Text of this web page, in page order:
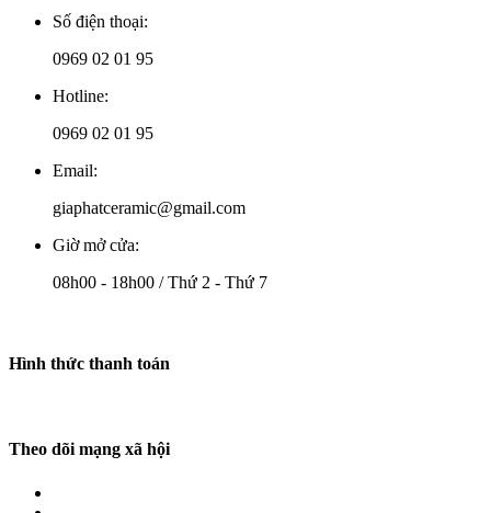
Số điện thoại:
0969 02 01 95
Hotline:
0969 02 01 95
Email:
giaphatceramic@gmail.com
Giờ mở cửa:
08h00 - 18h00 / Thứ 2 - Thứ 7
Hình thức thanh toán
Theo dõi mạng xã hội